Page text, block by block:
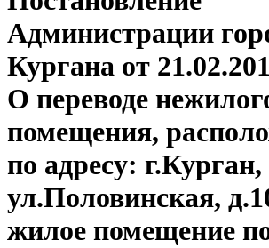
Администрации
Кургана от
О переводе
помещения,
по адресу: г.Курган,
ул.Половинская,
жилое помещение